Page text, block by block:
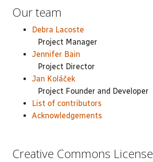
Our team
Debra Lacoste
Project Manager
Jennifer Bain
Project Director
Jan Koláček
Project Founder and Developer
List of contributors
Acknowledgements
Creative Commons License